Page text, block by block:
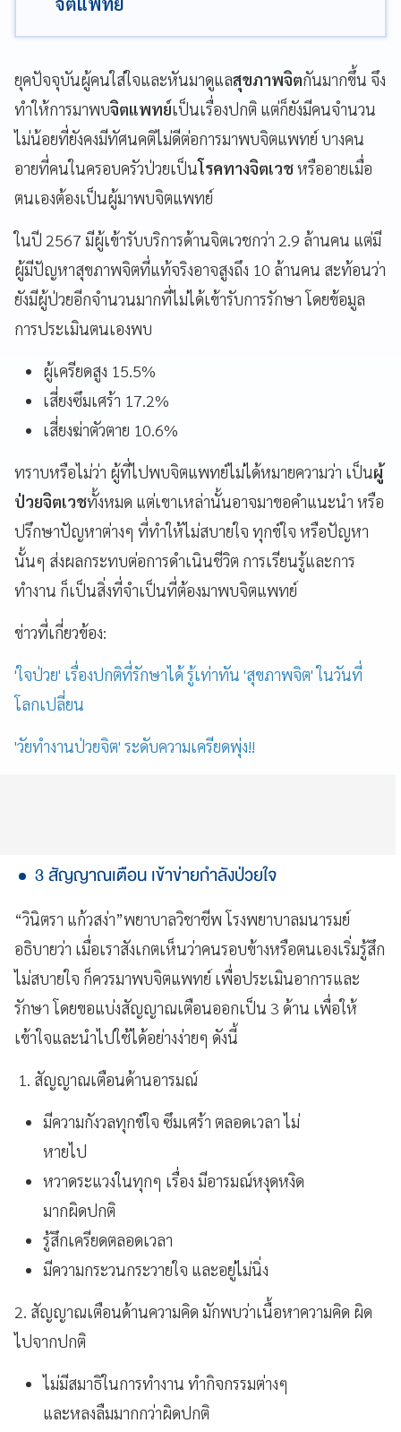
ยุคปัจจุบันผู้คนใส่ใจและหันมาดูแลสุขภาพจิตกันมากขึ้น จึง
ทำให้การมาพบจิตแพทย์เป็นเรื่องปกติ แต่ก็ยังมีคนจำนวน
ไม่น้อยที่ยังคงมีทัศนคติไม่ดีต่อการมาพบจิตแพทย์ บางคน
อายที่คนในครอบครัวป่วยเป็นโรคทางจิตเวชหรืออายเมื่อ
ตนเองต้องเป็นผู้มาพบจิตแพทย์
ในปี 2567 มีผู้เข้ารับบริการด้านจิตเวชกว่า 2.9 ล้านคน แต่มี
ผู้มีปัญหาสุขภาพจิตที่แท้จริงอาจสูงถึง 10 ล้านคน สะท้อนว่า
ยังมีผู้ป่วยอีกจำนวนมากที่ไม่ได้เข้ารับการรักษา โดยข้อมูล
การประเมินตนเองพบ
ผู้เครียดสูง 15.5%
เสี่ยงซึมเศร้า 17.2%
เสี่ยงฆ่าตัวตาย 10.6%
ทราบหรือไม่ว่า ผู้ที่ไปพบจิตแพทย์ไม่ได้หมายความว่า เป็นผู้
ป่วยจิตเวชทั้งหมด แต่เขาเหล่านั้นอาจมาขอคำแนะนำ หรือ
ปรึกษาปัญหาต่างๆ ที่ทำให้ไม่สบายใจ ทุกข์ใจ หรือปัญหา
นั้นๆ ส่งผลกระทบต่อการดำเนินชีวิต การเรียนรู้และการ
ทำงาน ก็เป็นสิ่งที่จำเป็นที่ต้องมาพบจิตแพทย์
ข่าวที่เกี่ยวข้อง:
'ใจป่วย' เรื่องปกติที่รักษาได้ รู้เท่าทัน 'สุขภาพจิต' ในวันที่
โลกเปลี่ยน
'วัยทำงานป่วยจิต' ระดับความเครียดพุ่ง!!
3 สัญญาณเตือน เข้าข่ายกำลังป่วยใจ
“วินิตรา แก้วสง่า”พยาบาลวิชาชีพ โรงพยาบาลมนารมย์
อธิบายว่า เมื่อเราสังเกตเห็นว่าคนรอบข้างหรือตนเองเริ่มรู้สึก
ไม่สบายใจ ก็ควรมาพบจิตแพทย์ เพื่อประเมินอาการและ
รักษา โดยขอแบ่งสัญญาณเตือนออกเป็น 3 ด้าน เพื่อให้
เข้าใจและนำไปใช้ได้อย่างง่ายๆ ดังนี้
1. สัญญาณเตือนด้านอารมณ์
มีความกังวลทุกข์ใจ ซึมเศร้า ตลอดเวลา ไม่
หายไป
หวาดระแวงในทุกๆ เรื่อง มีอารมณ์หงุดหงิด
มากผิดปกติ
รู้สึกเครียดตลอดเวลา
มีความกระวนกระวายใจ และอยู่ไม่นิ่ง
2. สัญญาณเตือนด้านความคิด มักพบว่าเนื้อหาความคิด ผิด
ไปจากปกติ
ไม่มีสมาธิในการทำงาน ทำกิจกรรมต่างๆ
และหลงลืมมากกว่าผิดปกติ